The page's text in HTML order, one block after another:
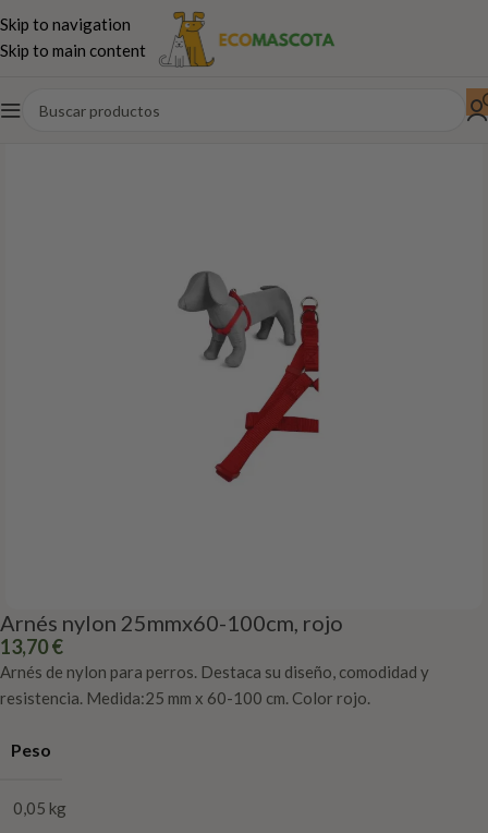
Skip to navigation
Skip to main content
Inicio Perros Paseo,juguetes...
Arnés nylon 25mmx60-100cm, rojo
13,70€
Arnés de nylon para perros. Destaca su diseño, comodidad y
resistencia. Medida:25 mm x 60-100 cm. Color rojo.
Peso
0,05 kg